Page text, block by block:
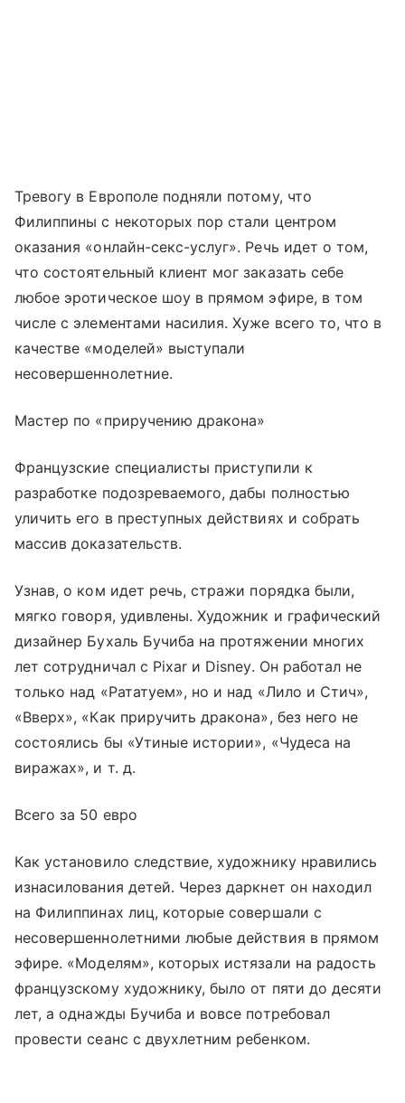
Тревогу в Европоле подняли потому, что
Филиппины с некоторых пор стали центром
оказания «онлайн-секс-услуг». Речь идет о том,
что состоятельный клиент мог заказать себе
любое эротическое шоу в прямом эфире, в том
числе с элементами насилия. Хуже всего то, что в
качестве «моделей» выступали
несовершеннолетние.
Мастер по «приручению дракона»
Французские специалисты приступили к
разработке подозреваемого, дабы полностью
уличить его в преступных действиях и собрать
массив доказательств.
Узнав, о ком идет речь, стражи порядка были,
мягко говоря, удивлены. Художник и графический
дизайнер Бухаль Бучиба на протяжении многих
лет сотрудничал с Pixar и Disney. Он работал не
только над «Рататуем», но и над «Лило и Стич»,
«Вверх», «Как приручить дракона», без него не
состоялись бы «Утиные истории», «Чудеса на
виражах», и т. д.
Всего за 50 евро
Как установило следствие, художнику нравились
изнасилования детей. Через даркнет он находил
на Филиппинах лиц, которые совершали с
несовершеннолетними любые действия в прямом
эфире. «Моделям», которых истязали на радость
французскому художнику, было от пяти до десяти
лет, а однажды Бучиба и вовсе потребовал
провести сеанс с двухлетним ребенком.